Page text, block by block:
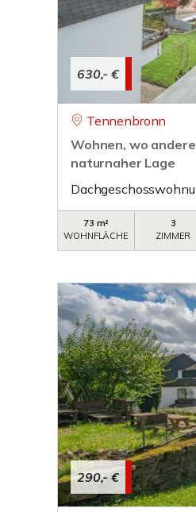
630,- €
Tennenbronn
Wohnen, wo
naturnaher Lage
73 m²
WOHNFLÄCHE
3
ZIMMER
290,- €